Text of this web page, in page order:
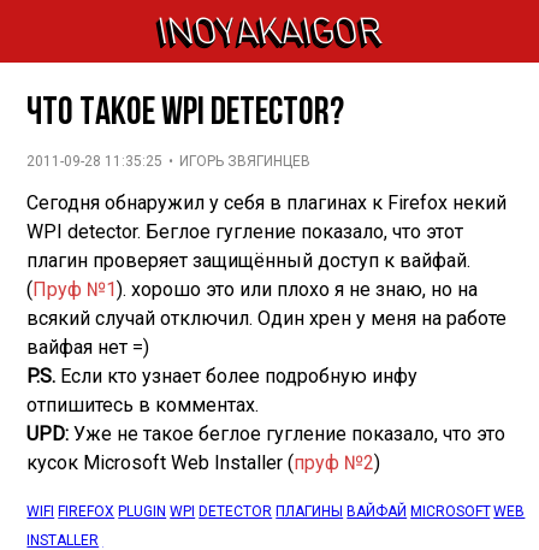
INOYAKAIGOR
Что такое WPI detector?
2011-09-28 11:35:25 • ИГОРЬ ЗВЯГИНЦЕВ
Сегодня обнаружил у себя в плагинах к Firefox некий
WPI detector. Беглое гугление показало, что этот
плагин проверяет защищённый доступ к вайфай.
(Пруф №1). хорошо это или плохо я не знаю, но на
всякий случай отключил. Один хрен у меня на работе
вайфая нет =)
P.S. Если кто узнает более подробную инфу
отпишитесь в комментах.
UPD: Уже не такое беглое гугление показало, что это
кусок Microsoft Web Installer (пруф №2)
WIFI ,FIREFOX ,PLUGIN ,WPI ,DETECTOR ,ПЛАГИНЫ ,ВАЙФАЙ ,MICROSOFT,WEB
INSTALLER